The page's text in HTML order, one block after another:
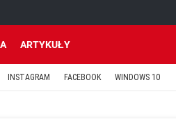
ARTYKUŁY
INSTAGRAM FACEBOOK WINDOWS 10